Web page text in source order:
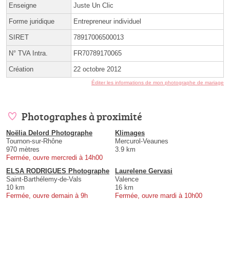
Enseigne Juste Un Clic
Forme juridique Entrepreneur individuel
SIRET 78917006500013
N° TVA Intra. FR70789170065
Création 22 octobre 2012
Éditer les informations de mon photographe de mariage
Photographes à proximité
Noëlia Delord Photographe
Tournon-sur-Rhône
970 mètres
Fermée, ouvre mercredi à 14h00
Klimages
Mercurol-Veaunes
3.9 km
ELSA RODRIGUES Photographe
Saint-Barthélemy-de-Vals
10 km
Fermée, ouvre demain à 9h
Laurelene Gervasi
Valence
16 km
Fermée, ouvre mardi à 10h00